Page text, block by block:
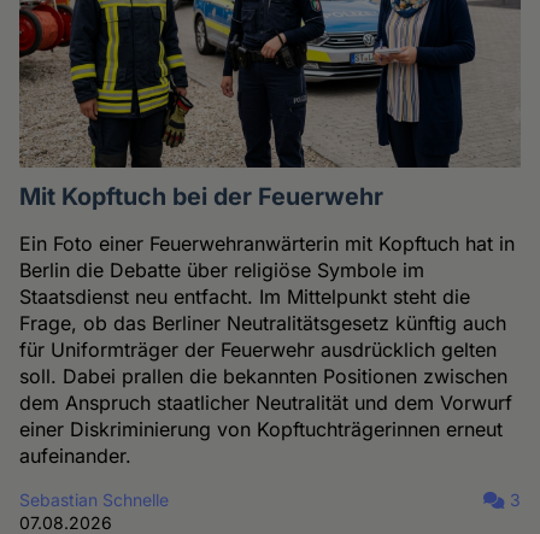
Mit Kopftuch bei der Feuerwehr
Ein Foto einer Feuerwehranwärterin mit Kopftuch hat in
Berlin die Debatte über religiöse Symbole im
Staatsdienst neu entfacht. Im Mittelpunkt steht die
Frage, ob das Berliner Neutralitätsgesetz künftig auch
für Uniformträger der Feuerwehr ausdrücklich gelten
soll. Dabei prallen die bekannten Positionen zwischen
dem Anspruch staatlicher Neutralität und dem Vorwurf
einer Diskriminierung von Kopftuchträgerinnen erneut
aufeinander.
Sebastian Schnelle
07.08.2026
3